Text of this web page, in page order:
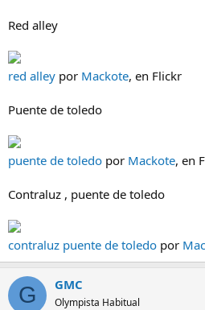
Red alley
red alley por Mackote, en Flickr
Puente de toledo
puente de toledo por Mackote, en
Contraluz , puente de toledo
contraluz puente de toledo por
G GMC
Olympista Habitual